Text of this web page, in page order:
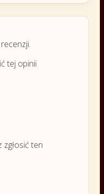
tej opinii
zgłosić ten